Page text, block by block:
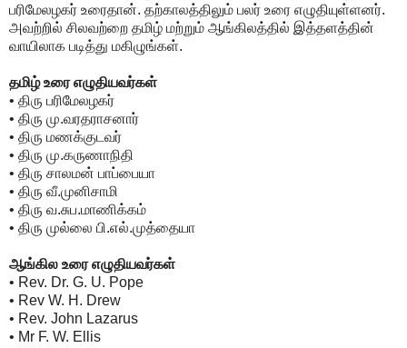
பரிமேலழகர் உரைதான். தற்காலத்திலும் பலர் உரை எழுதியுள்ளனர்.
அவற்றில் சிலவற்றை தமிழ் மற்றும் ஆங்கிலத்தில் இத்தளத்தின்
வாயிலாக படித்து மகிழுங்கள்.
தமிழ் உரை எழுதியவர்கள்
• திரு பரிமேலழகர்
• திரு மு.வரதராசனார்
• திரு மணக்குடவர்
• திரு மு.கருணாநிதி
• திரு சாலமன் பாப்பையா
• திரு வீ.முனிசாமி
• திரு வ.சுப.மாணிக்கம்
• திரு முல்லை பி.எல்.முத்தையா
ஆங்கில உரை எழுதியவர்கள்
• Rev. Dr. G. U. Pope
• Rev W. H. Drew
• Rev. John Lazarus
• Mr F. W. Ellis